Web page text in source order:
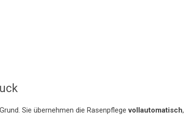
Sie übernehmen die Rasenpflegevollautomatisch,